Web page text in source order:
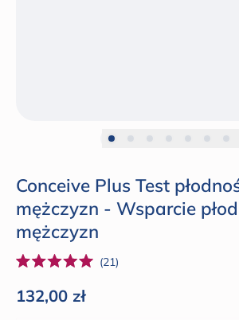
Conceive Plus Test
mężczyzn - Wsparcie
mężczyzn
Oceniono
na
5.0
21 Kliknij,
Cena regularna
132,00 zł